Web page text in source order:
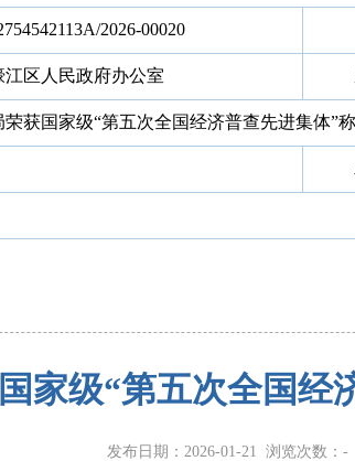
2026-00020
江区人民政府办公室
荣获国家级“第五次全国经济普查先进集体”
家级“第五次全国经
发布日期：2026-01-21 浏览次数： -